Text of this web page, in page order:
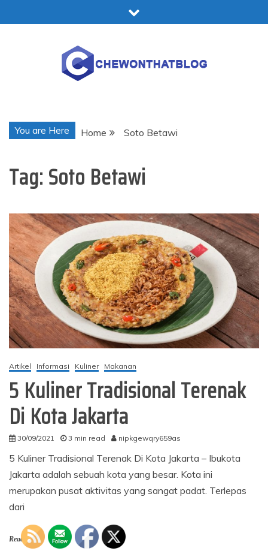
to
You are Here Home Soto Betawi
Tag:Soto Betawi
Artikel Informasi Kuliner Makanan
5 Kuliner Tradisional Terenak
Di Kota Jakarta
30/09/2021 3 min read nipkgewqry659as
5 Kuliner Tradisional Terenak Di Kota Jakarta – Ibukota
Jakarta adalah sebuah kota yang besar. Kota ini
merupakan pusat aktivitas yang sangat padat. Terlepas
dari
Read More